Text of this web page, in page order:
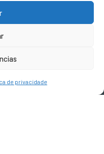
de privacidade